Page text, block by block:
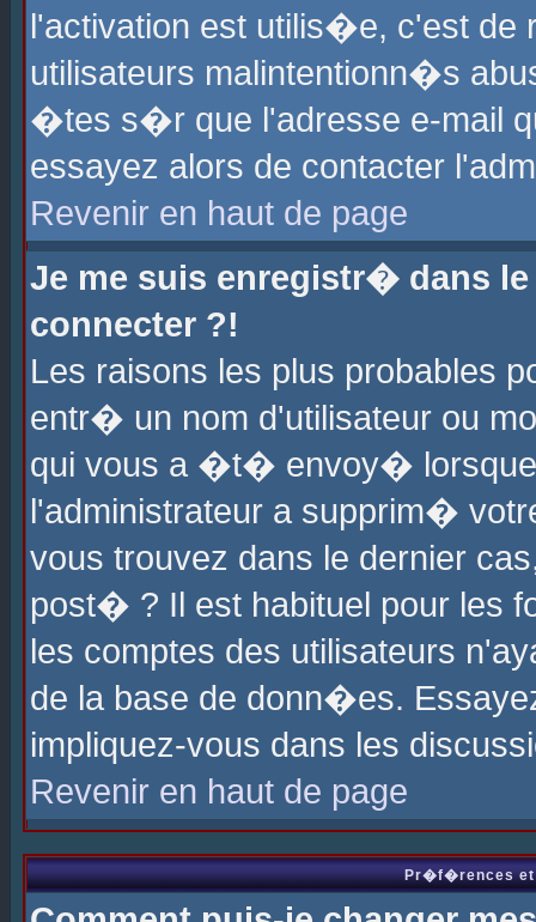
l'activation est utilis�e, c'est
utilisateurs malintentionn�s
�tes s�r que l'adresse e-mail
essayez alors de contacter
Revenir en haut de page
Je me suis enregistr� dans
connecter ?!
Les raisons les plus probables
entr� un nom d'utilisateur ou
qui vous a �t� envoy�
l'administrateur a supprim�
vous trouvez dans le dernier
post� ? Il est habituel pour les
les comptes des utilisateurs
de la base de donn�es.
impliquez-vous dans les
Revenir en haut de page
Pr�f�rences et